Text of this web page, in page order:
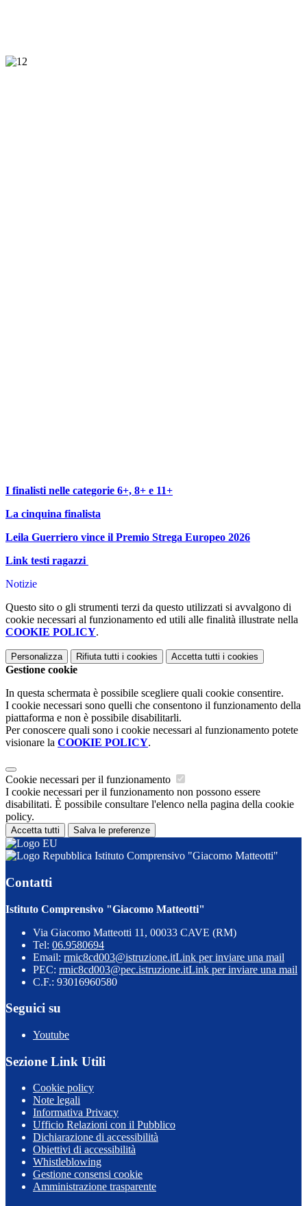
I finalisti nelle categorie 6+, 8+ e 11+
La cinquina finalista
Leila Guerriero vince il Premio Strega Europeo 2026
Link testi ragazzi
Notizie
Questo sito o gli strumenti terzi da questo utilizzati si avvalgono di
cookie necessari al funzionamento ed utili alle finalità illustrate nella
COOKIE POLICY.
Personalizza Rifiuta tutti i cookies Accetta tutti i cookies
Gestione cookie
In questa schermata è possibile scegliere quali cookie consentire.
I cookie necessari sono quelli che consentono il funzionamento della
piattaforma e non è possibile disabilitarli.
Per conoscere quali sono i cookie necessari al funzionamento potete
visionare la COOKIE POLICY.
Cookie necessari per il funzionamento
I cookie necessari per il funzionamento non possono essere
disabilitati. È possibile consultare l'elenco nella pagina della cookie
policy.
Accetta tutti Salva le preferenze
Istituto Comprensivo "Giacomo Matteotti"
Contatti
Istituto Comprensivo "Giacomo Matteotti"
Via Giacomo Matteotti 11, 00033 CAVE (RM)
Tel: 06.9580694
Email: rmic8cd003@istruzione.itLink per inviare una mail
PEC: rmic8cd003@pec.istruzione.itLink per inviare una mail
C.F.: 93016960580
Seguici su
Youtube
Sezione Link Utili
Cookie policy
Note legali
Informativa Privacy
Ufficio Relazioni con il Pubblico
Dichiarazione di accessibilità
Obiettivi di accessibilità
Whistleblowing
Gestione consensi cookie
Amministrazione trasparente